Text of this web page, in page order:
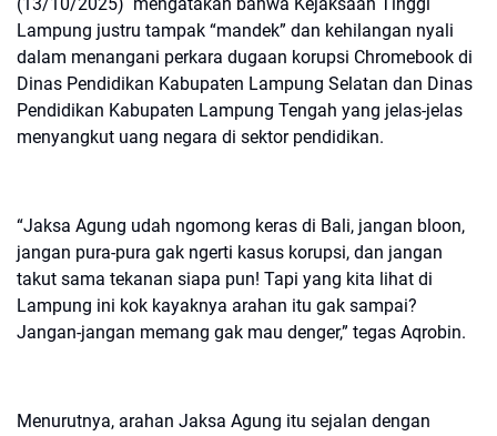
Lampung justru tampak “mandek” dan kehilangan nyali
dalam menangani perkara dugaan korupsi Chromebook di
Dinas Pendidikan Kabupaten Lampung Selatan dan Dinas
Pendidikan Kabupaten Lampung Tengah yang jelas-jelas
menyangkut uang negara di sektor pendidikan.
“Jaksa Agung udah ngomong keras di Bali, jangan bloon,
jangan pura-pura gak ngerti kasus korupsi, dan jangan
takut sama tekanan siapa pun! Tapi yang kita lihat di
Lampung ini kok kayaknya arahan itu gak sampai?
Jangan-jangan memang gak mau denger,” tegas Aqrobin.
Menurutnya, arahan Jaksa Agung itu sejalan dengan